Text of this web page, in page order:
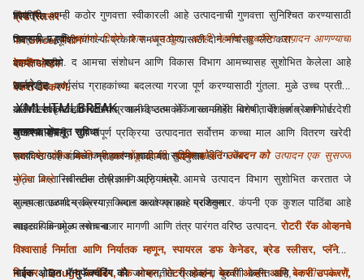
ब्रेड स्लिसर
पाव Slicer मशीन
बेकरी ओव्हन
बेकरी उपकरणे.
नियंत्रित.
चित्रात्मक सूचित चांगल्या प्रकारे समजून घेण्यासाठी दोन भाषांसह प्लेट करा.
कार्यक्षम स्टीम
जनरेटर
यासाठी उत्कृष्ट हवा वितरण प्रणाली इष्टतम बेकिंग कामगिरी. विशेष ताजी हवा प्रेरण पोर्ट.
मुख्य बाहेर
घटक साग वीज बिले कमी करण्यासाठी बंद सुविधेसह हीटिंग चेंबर
मोठ्या विस्तारित स्टील टोपी आणि पट्ट्यामध्ये.
सुलभ हाताळणी प्रक्रिया, किमान आवश्यक आहे प्रशिक्षण.
साइटवर विनामूल्य स्थापना.
सामग्री. आम्ही कठोर गुणवत्ता स्वीकारली आहे उत्पादनाची गुणवत्ता सुनिश्चित करण्यासाठी
तपासणी पद्धती.चांगले दिशेने काम आउटपुट, आम्ही नेहमीच सुधारित उत्पादन आणण्याचा
प्रयत्नकरतो. द आमचा संशोधन आणि विकास विभाग आमच्यासह सुशोभित केलेला आहे
सर्जनशील कार्यसंघ ग्राहकांच्या बदलत्या गरजा पूर्ण करण्यासाठी गुंतला. मुळे उच्च प्रतीची
आणि स्पर्धात्मक किंमतींपर्यंत, आमची उत्पादने जास्त आहेत मागणी, देशांतर्गत आणि परदेशी
बाजारात दोन्ही. च्या संपूर्ण प्रक्रिया उत्पादनात सर्वोत्तम कच्चा माल आणि वितरण खरेदी
समाविष्ट आहे आमच्या ग्राहकांना व्यवहार्यता त्यानुसार
.XMLHTMLBREAK
आमच्या पायाभूत सुविधा
एक ध्येय देणारं आणि ग्राहक चेंडू कंपनी,नाईक ओव्हन उत्पादन कोउत्पादन एक सुसज्ज
युनिट आहे.नवीनतम तंत्रज्ञान आणि यंत्रे आमचे उत्पादन विभाग सुशोभित करतात जे
आम्हाला उत्पादन करण्यास मदत करते ग्राहक गरजेनुसार. कंपनी एक कुशल पाठिंबा आहे
व्यावसायिक ओळ तसेच बाजार मागणी आणि तंत्र पारंगत वरिष्ठ उत्पादन.रोटरी रॅक ओव्हनचे
विश्वासार्ह निर्माता आणि निर्यातक म्हणून, स्पायरल डफ केनेडर, ब्रेड स्लीसर, प्लॅनेटरी
मिक्सर , Doughकणीडर,रॅक ओव्हन, रोटरी ओव्हन, बेकरी ओव्हनआणि बेकरीउपकरणे,
नाईक ओव्हन मॅन्युफॅक्चरिंग कोजगभरातील ग्राहकांना पुरवणी करीत आहे,नाफीस बेकरी,